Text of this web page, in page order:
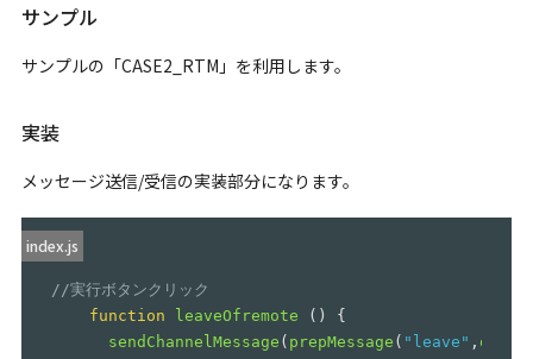
サンプル
サンプルの「CASE2_RTM」を利用します。
実装
メッセージ送信/受信の実装部分になります。
index.js
//実行ボタンクリック
function
leaveOfremote ()
{
sendChannelMessage ( prepMessage ( " leave " ,